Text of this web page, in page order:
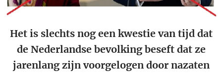
Het is slechts nog een kwestie van tijd dat
de Nederlandse bevolking beseft dat ze
jarenlang zijn voorgelogen door nazaten